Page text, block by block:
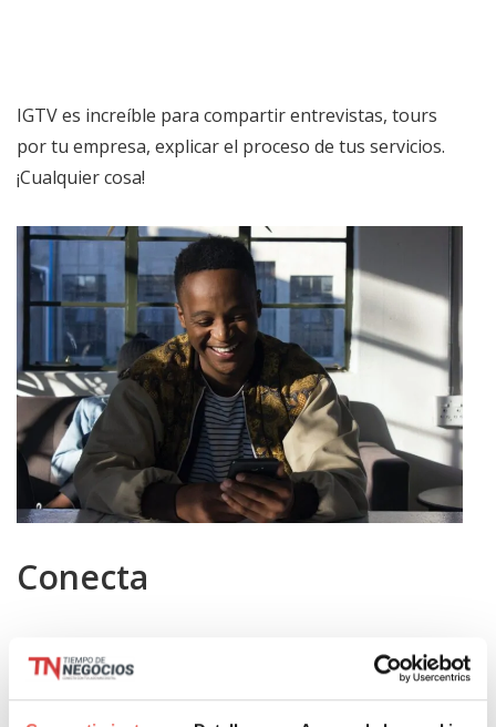
IGTV es increíble para compartir entrevistas, tours
por tu empresa, explicar el proceso de tus servicios.
¡Cualquier cosa!
Conecta
debe ser conectar con tus seguidores para generar
interacciones y luego conversiones.